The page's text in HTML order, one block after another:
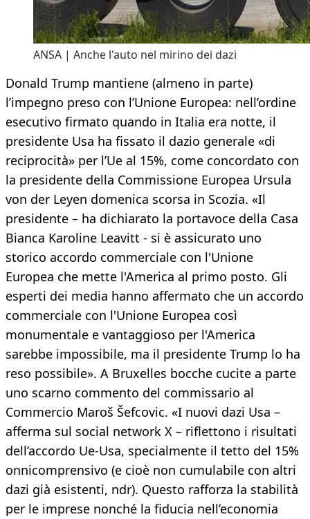
ANSA | Anche l'auto nel mirino dei dazi
Donald Trump mantiene (almeno in parte)
l’impegno preso con l’Unione Europea: nell’ordine
esecutivo firmato quando in Italia era notte, il
presidente Usa ha fissato il dazio generale «di
reciprocità» per l’Ue al 15%, come concordato con
la presidente della Commissione Europea Ursula
von der Leyen domenica scorsa in Scozia. «Il
presidente – ha dichiarato la portavoce della Casa
Bianca Karoline Leavitt - si è assicurato uno
storico accordo commerciale con l'Unione
Europea che mette l'America al primo posto. Gli
esperti dei media hanno affermato che un accordo
commerciale con l'Unione Europea così
monumentale e vantaggioso per l'America
sarebbe impossibile, ma il presidente Trump lo ha
reso possibile». A Bruxelles bocche cucite a parte
uno scarno commento del commissario al
Commercio Maroš Šefcovic. «I nuovi dazi Usa –
afferma sul social network X – riflettono i risultati
dell’accordo Ue-Usa, specialmente il tetto del 15%
onnicomprensivo (e cioè non cumulabile con altri
dazi già esistenti, ndr). Questo rafforza la stabilità
per le imprese nonché la fiducia nell’economia